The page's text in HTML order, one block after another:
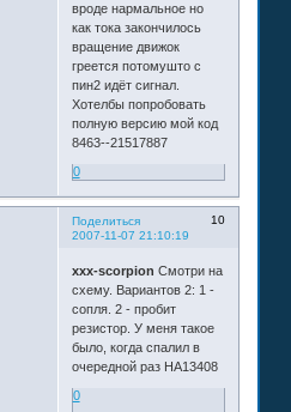
вроде нармальное но
как тока закончилось
вращение движок
греется потомушто с
пин2 идёт сигнал.
Хотелбы попробовать
полную версию мой код
8463--21517887
0
Поделиться
10
2007-11-07 21:10:19
xxx-scorpion Смотри на
схему. Вариантов 2: 1 -
сопля. 2 - пробит
резистор. У меня такое
было, когда спалил в
очередной раз НА13408
0